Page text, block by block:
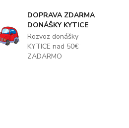
DOPRAVA ZDARMA
DONÁŠKY KYTICE
Rozvoz donášky
KYTICE nad 50€
ZADARMO